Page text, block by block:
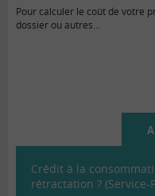
Pour calculer le coût de votre
dossier ou autres…
Crédit à la
rétractation ?